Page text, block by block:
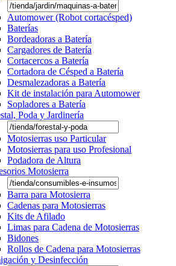
Automower (Robot cortacésped)
Baterías
Bordeadoras a Batería
Cargadores de Batería
Cortacercos a Batería
Cortadora de Césped a Batería
Desmalezadoras a Batería
Kit de instalación para Automower
Sopladores a Batería
Poda y Jardinería
Motosierras uso Particular
Motosierras para uso Profesional
Podadora de Altura
Motosierra
Barra para Motosierra
Cadenas para Motosierras
Kits de Afilado
Limas para Cadena de Motosierras
Bidones
Rollos de Cadena para Motosierras
y Desinfección